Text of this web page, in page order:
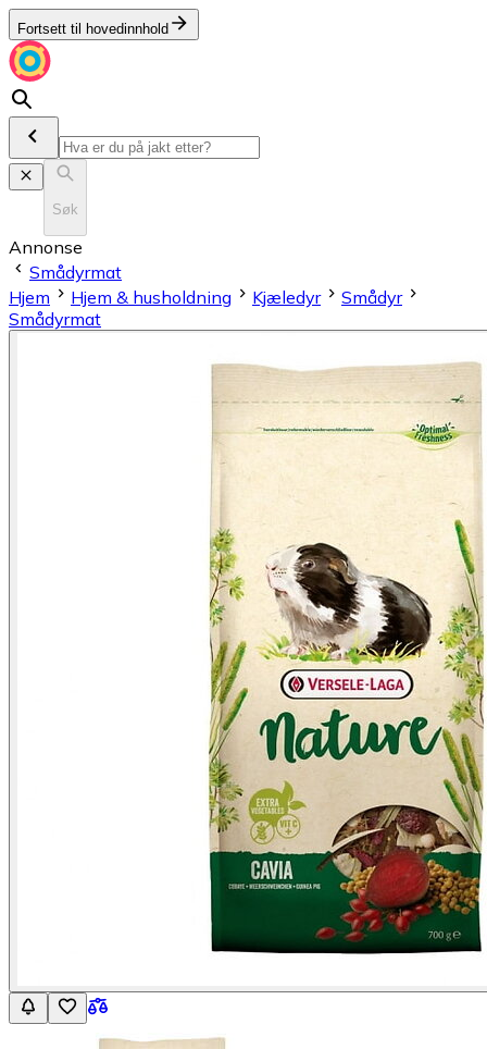
Fortsett til hovedinnhold
Søk
Annonse
Smådyrmat
Hjem
Hjem & husholdning Kjæledyr
Smådyr
Smådyrmat